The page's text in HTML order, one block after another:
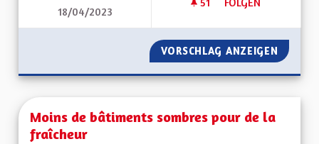
18/04/2023 MONTRER
VORSCHLAG ANZEIGEN
Moins de bâtiments sombres pour de la
fraîcheur